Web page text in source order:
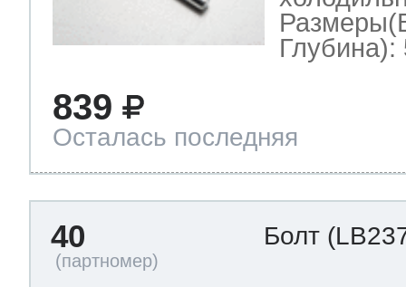
Глубина):
839
Осталась последняя
40 Болт